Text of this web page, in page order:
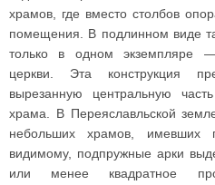
храмов, где вместо столбов
помещения. В подлинном виде
только в одном экземпляре
церкви. Эта конструкция
вырезанную центральную
храма. В Переяславльской
небольших храмов,
видимому, подпружные арки
или менее квадратное